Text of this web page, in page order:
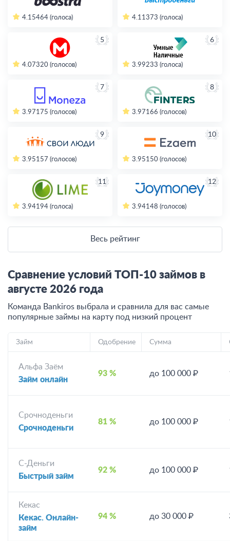
4.15464 (голоса) 4.11 373 (голоса)
5
4.07320 (голосов)
6
3.99233 (голоса)
7
3.97175 (голосов)
8
3.97166 (голосов)
9
3.95157 (голосов)
10
3.95150 (голосов)
11
3.94194 (голоса)
12
3.94148 (голосов)
Весь рейтинг
Сравнение условий ТОП-10 займов в
августе 2026 года
Команда Bankiros выбрала и сравнила для вас самые
популярные займы на карту под низкий процент
Займ Одобрение Сумма
Альфа Заём
Займ онлайн
93 % до 100 000 ₽
Срочноденьги
Срочноденьги
81 % до 100 000 ₽
С-Деньги
Быстрый займ
92 % до 100 000 ₽
Кекас
Кекас. Онлайн-
займ
94 % до 30 000 ₽